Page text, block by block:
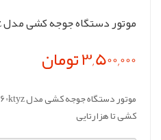
موتور دستگاه جوجه کشی مدل 60ktyz
3,500,000 تومان
کشی تا هزارتایی